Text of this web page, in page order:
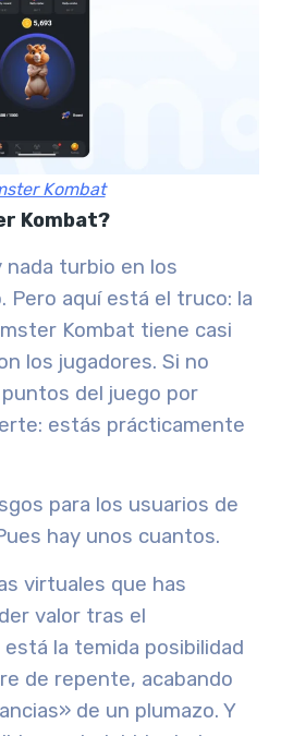
Kombat
Kombat?
nada turbio en los
Pero aquí está el truco: la
Kombat tiene casi
los jugadores. Si no
del juego por
estás prácticamente
para los usuarios de
hay unos cuantos.
virtuales que has
valor tras el
la temida posibilidad
de repente, acabando
de un plumazo. Y